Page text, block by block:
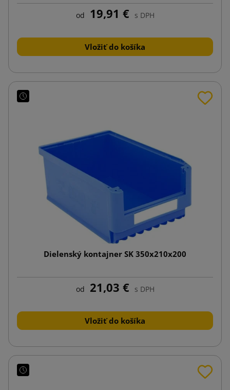
od 19,91 € s DPH
Vložiť do košíka
Dielenský kontajner SK 350x210x200
od 21,03 € s DPH
Vložiť do košíka